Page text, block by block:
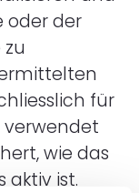
oder der
für
verwendet
wie das
aktiv ist.